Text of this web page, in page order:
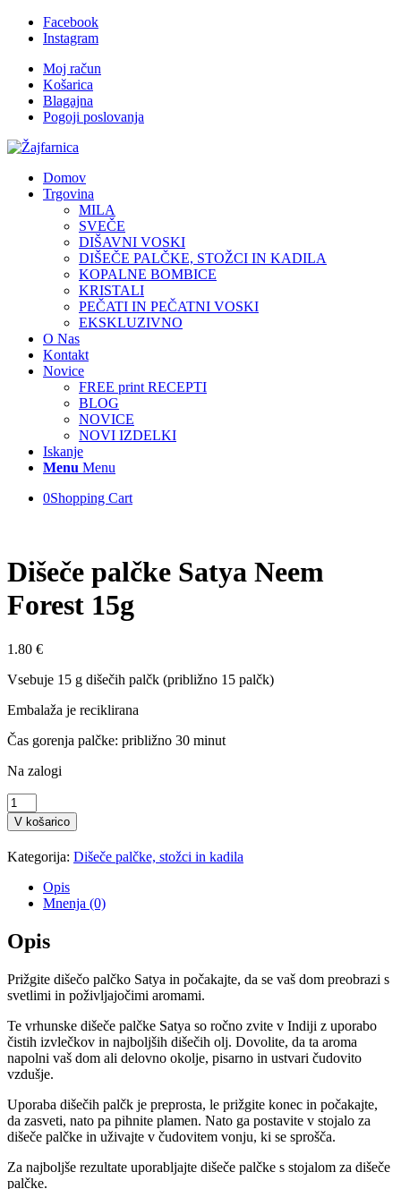
Facebook
Instagram
Moj račun
Košarica
Blagajna
Pogoji poslovanja
Domov
Trgovina
MILA
SVEČE
DIŠAVNI VOSKI
DIŠEČE PALČKE, STOŽCI IN KADILA
KOPALNE BOMBICE
KRISTALI
PEČATI IN PEČATNI VOSKI
EKSKLUZIVNO
O Nas
Kontakt
Novice
FREE print RECEPTI
BLOG
NOVICE
NOVI IZDELKI
Iskanje
Menu Menu
0Shopping Cart
Dišeče palčke Satya Neem
Forest 15g
1.80 €
Vsebuje 15 g dišečih palčk (približno 15 palčk)
Embalaža je reciklirana
Čas gorenja palčke: približno 30 minut
Na zalogi
Dišeče
palčke
Satya
Neem
Forest
količina
V košarico
Kategorija: Dišeče palčke, stožci in kadila
Opis
Mnenja (0)
Opis
Prižgite dišečo palčko Satya in počakajte, da se vaš dom preobrazi s
svetlimi in poživljajočimi aromami.
Te vrhunske dišeče palčke Satya so ročno zvite v Indiji z uporabo
čistih izvlečkov in najboljših dišečih olj. Dovolite, da ta aroma
napolni vaš dom ali delovno okolje, pisarno in ustvari čudovito
vzdušje.
Uporaba dišečih palčk je preprosta, le prižgite konec in počakajte,
da zasveti, nato pa pihnite plamen. Nato ga postavite v stojalo za
dišeče palčke in uživajte v čudovitem vonju, ki se sprošča.
Za najboljše rezultate uporabljajte dišeče palčke s stojalom za dišeče
palčke.